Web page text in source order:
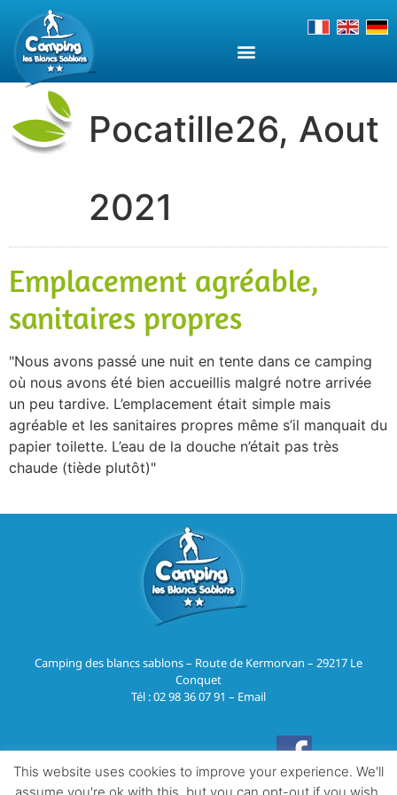
Pocatille26, Aout
2021
Emplacement agréable,
sanitaires propres
Nous avons passé une nuit en tente dans ce camping
où nous avons été bien accueillis malgré notre arrivée
un peu tardive. L’emplacement était simple mais
agréable et les sanitaires propres même s’il manquait du
papier toilette. L’eau de la douche n’était pas très
chaude (tiède plutôt)
Camping des blancs sablons – Route de Kermorvan – 29217 Le
Conquet
Tél :02 98 36 07 91 – Email
Mentions légales & RGPD
This website uses cookies to improve your experience. We'll